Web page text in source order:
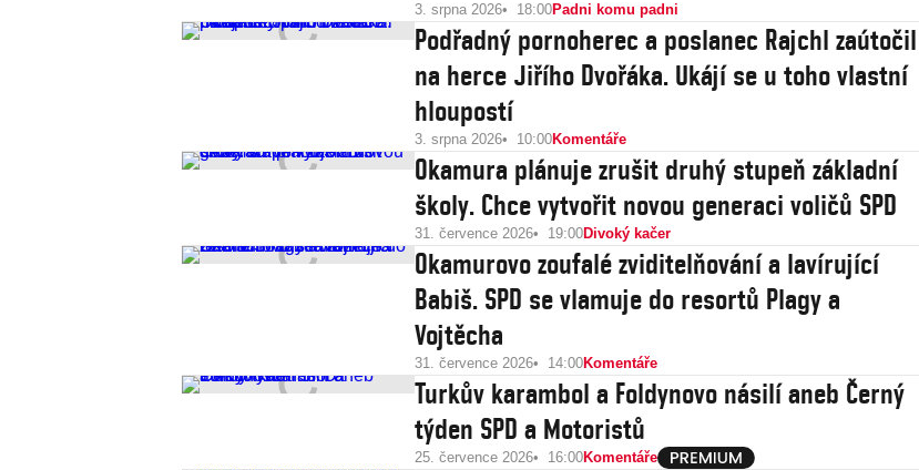
3. srpna 2026 18:00Padni komu padni
Podřadný pornoherec a poslanec Rajchl zaútočil
na herce Jiřího Dvořáka. Ukájí se u toho vlastní
hloupostí
3. srpna 2026 10:00Komentáře
Okamura plánuje zrušit druhý stupeň základní
školy. Chce vytvořit novou generaci voličů SPD
31. července 2026 19:00Divoký kačer
Okamurovo zoufalé zviditelňování a lavírující
Babiš. SPD se vlamuje do resortů Plagy a
Vojtěcha
31. července 2026 14:00Komentáře
Turkův karambol a Foldynovo násilí aneb Černý
týden SPD a Motoristů
25. července 2026 16:00Komentáře